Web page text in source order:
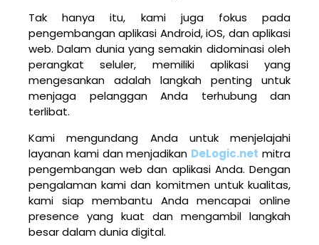
Tak hanya itu, kami juga fokus pada
pengembangan aplikasi Android, iOS, dan aplikasi
web. Dalam dunia yang semakin didominasi oleh
perangkat seluler, memiliki aplikasi yang
mengesankan adalah langkah penting untuk
menjaga pelanggan Anda terhubung dan
terlibat.
Kami mengundang Anda untuk menjelajahi
layanan kami dan menjadikan DeLogic.net mitra
pengembangan web dan aplikasi Anda. Dengan
pengalaman kami dan komitmen untuk kualitas,
kami siap membantu Anda mencapai online
presence yang kuat dan mengambil langkah
besar dalam dunia digital.